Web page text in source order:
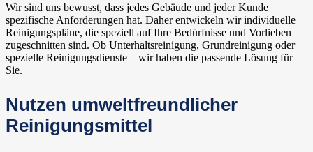
Wir sind uns bewusst, dass jedes Gebäude und jeder Kunde
spezifische Anforderungen hat. Daher entwickeln wir individuelle
Reinigungspläne, die speziell auf Ihre Bedürfnisse und Vorlieben
zugeschnitten sind. Ob Unterhaltsreinigung, Grundreinigung oder
spezielle Reinigungsdienste – wir haben die passende Lösung für
Sie.
Nutzen umweltfreundlicher
Reinigungsmittel